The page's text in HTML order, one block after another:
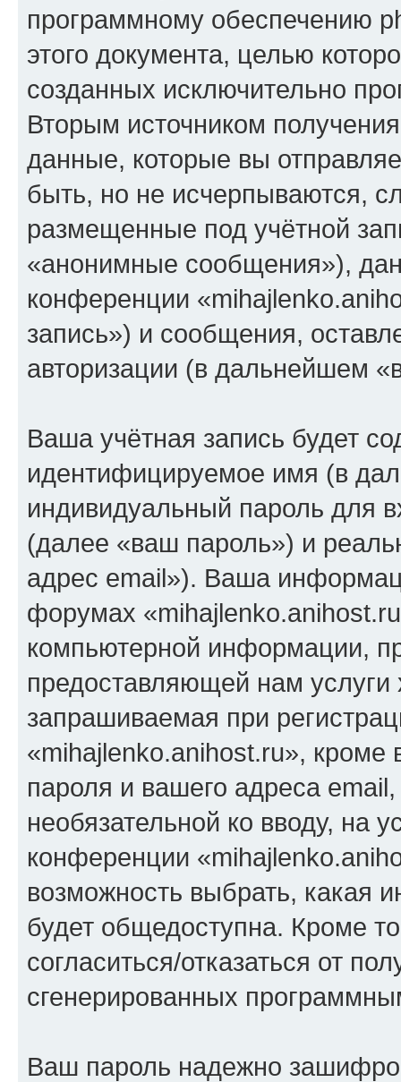
программному обеспечению
этого документа, целью
созданных исключительно
Вторым источником
данные, которые вы
быть, но не исчерпываются,
размещенные под учётной
«анонимные сообщения»),
конференции
запись») и сообщения,
авторизации (в дальнейшем
Ваша учётная запись будет
идентифицируемое имя (в
индивидуальный пароль для
(далее «ваш пароль») и
адрес email»). Ваша
форумах
компьютерной информации,
предоставляющей нам
запрашиваемая при
«mihajlenko.anihost.ru», кроме
пароля и вашего адреса
необязательной ко вводу, на
конференции
возможность выбрать, какая
будет общедоступна. Кроме
согласиться/отказаться от
сгенерированных
Ваш пароль надежно